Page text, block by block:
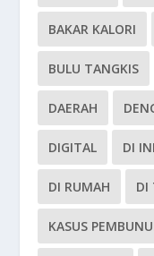
BAKAR KALORI
BULU TANGKIS
DAERAH
DIGITAL DI
DI RUMAH DI
KASUS